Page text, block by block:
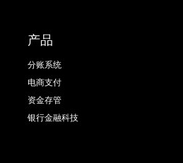
产品
分账系统
电商支付
资金存管
银行金融科技